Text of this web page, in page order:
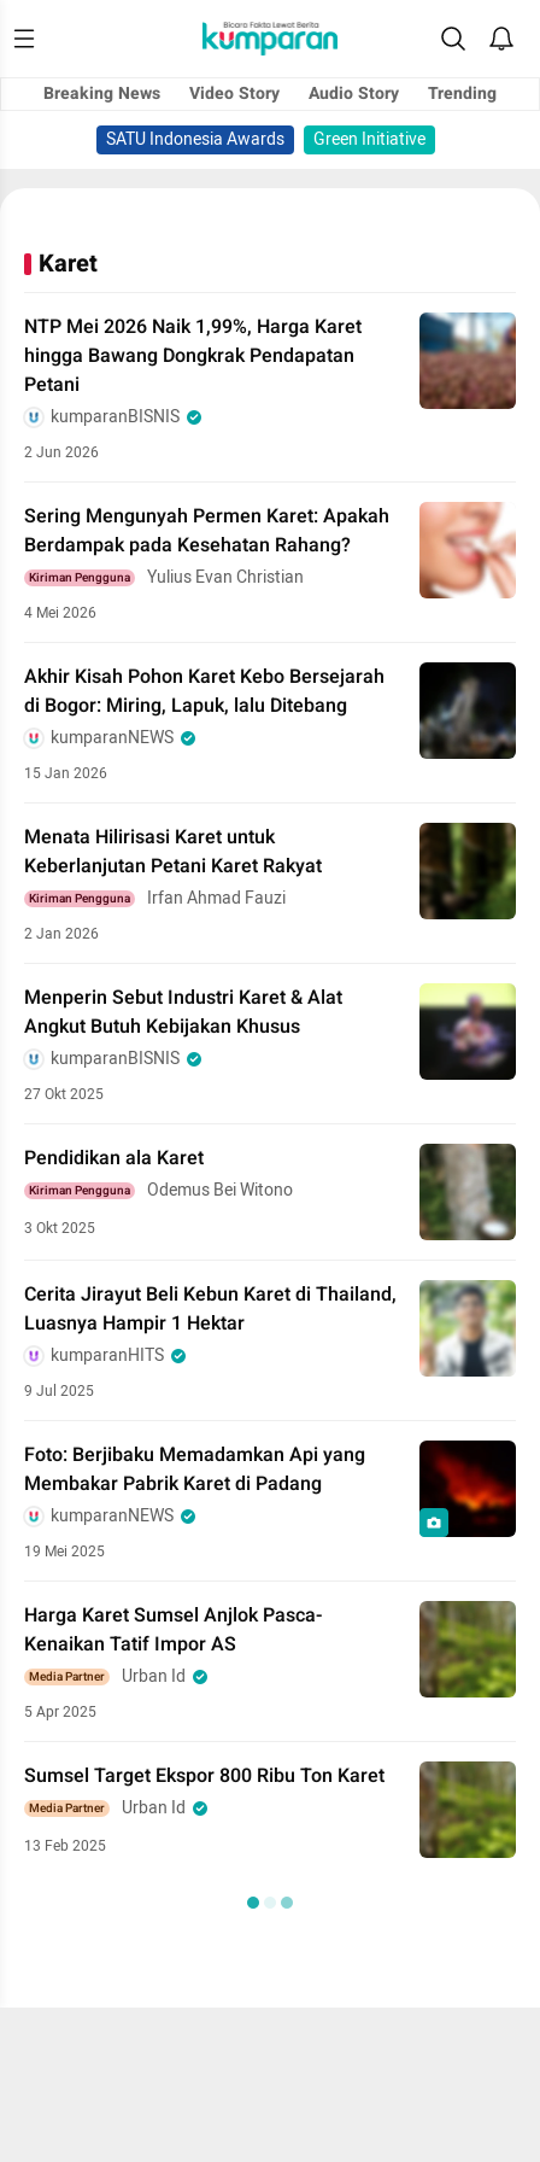
Breaking News Video Story Audio Story
Trending
SATU Indonesia Awards
Green Initiative
Karet
NTP Mei 2026 Naik 1,99%, Harga Karet
hingga Bawang Dongkrak Pendapatan
Petani
kumparanBISNIS
2 Jun 2026
Sering Mengunyah Permen Karet: Apakah
Berdampak pada Kesehatan Rahang?
Kiriman Pengguna Yulius Evan Christian
4 Mei 2026
Akhir Kisah Pohon Karet Kebo Bersejarah
di Bogor: Miring, Lapuk, lalu Ditebang
kumparanNEWS
15 Jan 2026
Menata Hilirisasi Karet untuk
Keberlanjutan Petani Karet Rakyat
Kiriman Pengguna Irfan Ahmad Fauzi
2 Jan 2026
Menperin Sebut Industri Karet & Alat
Angkut Butuh Kebijakan Khusus
kumparanBISNIS
27 Okt 2025
Pendidikan ala Karet
Kiriman Pengguna Odemus Bei Witono
3 Okt 2025
Cerita Jirayut Beli Kebun Karet di Thailand,
Luasnya Hampir 1 Hektar
kumparanHITS
9 Jul 2025
Foto: Berjibaku Memadamkan Api yang
Membakar Pabrik Karet di Padang
kumparanNEWS
19 Mei 2025
Harga Karet Sumsel Anjlok Pasca-
Kenaikan Tatif Impor AS
Media Partner Urban Id
5 Apr 2025
Sumsel Target Ekspor 800 Ribu Ton Karet
Media Partner Urban Id
13 Feb 2025